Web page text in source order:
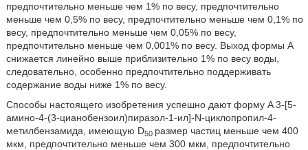
предпочтительно меньше чем 1% по весу, предпочтительно
меньше чем 0,5% по весу, предпочтительно меньше чем 0,1% по
весу, предпочтительно меньше чем 0,05% по весу,
предпочтительно меньше чем 0,001% по весу. Выход формы A
снижается линейно выше приблизительно 1% по весу воды,
следовательно, особенно предпочтительно поддерживать
содержание воды ниже 1% по весу.
Способы настоящего изобретения успешно дают форму A 3-[5-
амино-4-(3-цианобензоил)пиразол-1-ил]-N-циклопропил-4-
метилбензамида, имеющую D50 размер частиц меньше чем 400
мкм, предпочтительно меньше чем 300 мкм, предпочтительно